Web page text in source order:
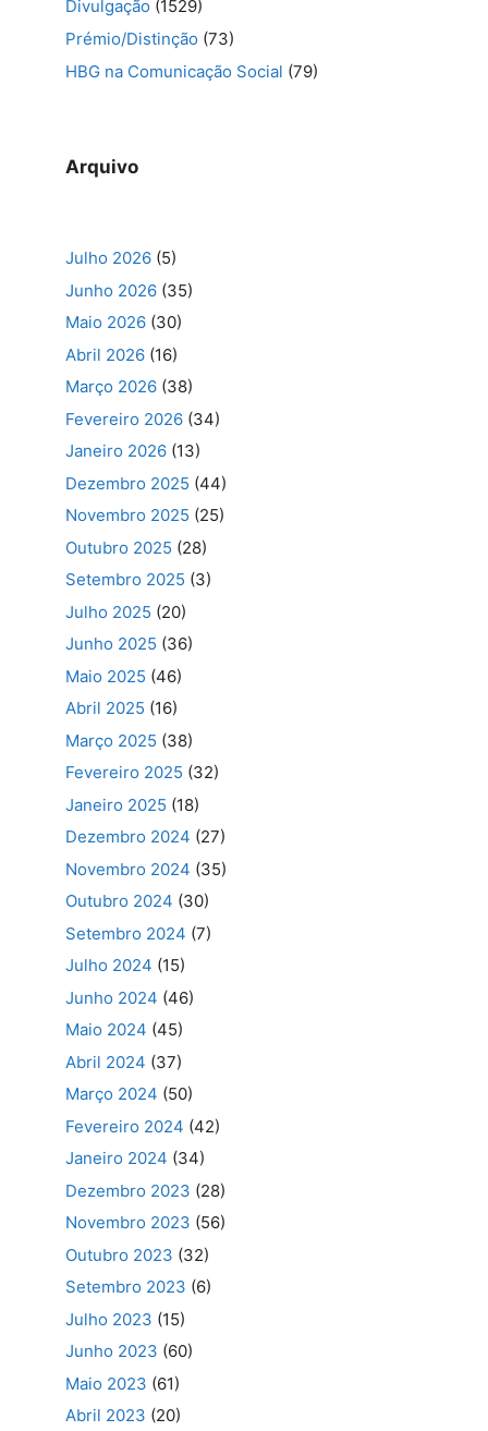
Divulgação (1529)
Prémio/Distinção (73)
HBG na Comunicação Social (79)
Arquivo
Julho 2026 (5)
Junho 2026 (35)
Maio 2026 (30)
Abril 2026 (16)
Março 2026 (38)
Fevereiro 2026 (34)
Janeiro 2026 (13)
Dezembro 2025 (44)
Novembro 2025 (25)
Outubro 2025 (28)
Setembro 2025 (3)
Julho 2025 (20)
Junho 2025 (36)
Maio 2025 (46)
Abril 2025 (16)
Março 2025 (38)
Fevereiro 2025 (32)
Janeiro 2025 (18)
Dezembro 2024 (27)
Novembro 2024 (35)
Outubro 2024 (30)
Setembro 2024 (7)
Julho 2024 (15)
Junho 2024 (46)
Maio 2024 (45)
Abril 2024 (37)
Março 2024 (50)
Fevereiro 2024 (42)
Janeiro 2024 (34)
Dezembro 2023 (28)
Novembro 2023 (56)
Outubro 2023 (32)
Setembro 2023 (6)
Julho 2023 (15)
Junho 2023 (60)
Maio 2023 (61)
Abril 2023 (20)